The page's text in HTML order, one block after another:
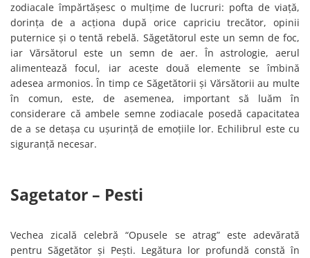
zodiacale împărtășesc o mulțime de lucruri: pofta de viață,
dorința de a acționa după orice capriciu trecător, opinii
puternice și o tentă rebelă. Săgetătorul este un semn de foc,
iar Vărsătorul este un semn de aer. În astrologie, aerul
alimentează focul, iar aceste două elemente se îmbină
adesea armonios. În timp ce Săgetătorii și Vărsătorii au multe
în comun, este, de asemenea, important să luăm în
considerare că ambele semne zodiacale posedă capacitatea
de a se detașa cu ușurință de emoțiile lor. Echilibrul este cu
siguranță necesar.
Sagetator – Pesti
Vechea zicală celebră “Opusele se atrag” este adevărată
pentru Săgetător și Pești. Legătura lor profundă constă în